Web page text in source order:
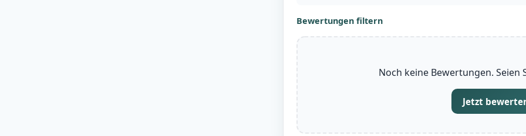
Bewertungen filtern
Noch keine Bewertungen. Seien
Jetzt